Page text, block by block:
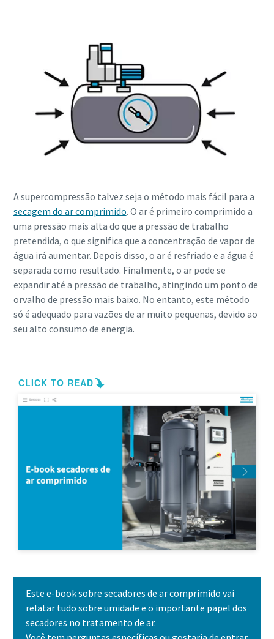
10 etapas para uma produção ecológica e mais
Redução de carbono para produção ecológica – tudo o que
Descubra
A supercompressão talvez seja o método mais fácil para a
secagem do ar comprimido. O ar é primeiro comprimido a
uma pressão mais alta do que a pressão de trabalho
pretendida, o que significa que a concentração de vapor de
água irá aumentar. Depois disso, o ar é resfriado e a água é
separada como resultado. Finalmente, o ar pode se
expandir até a pressão de trabalho, atingindo um ponto de
orvalho de pressão mais baixo. No entanto, este método
só é adequado para vazões de ar muito pequenas, devido ao
seu alto consumo de energia.
Este e-book sobre secadores de ar comprimido vai
relatar tudo sobre umidade e o importante papel dos
secadores no tratamento de ar.